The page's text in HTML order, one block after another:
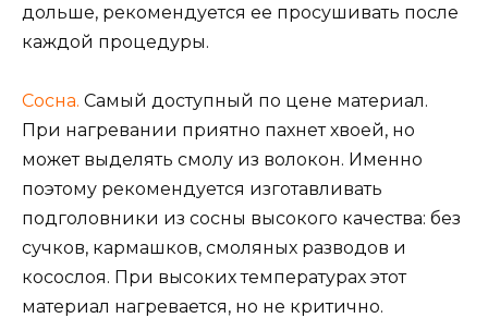
дольше, рекомендуется ее просушивать после
каждой процедуры.
Сосна. Самый доступный по цене материал.
При нагревании приятно пахнет хвоей, но
может выделять смолу из волокон. Именно
поэтому рекомендуется изготавливать
подголовники из сосны высокого качества: без
сучков, кармашков, смоляных разводов и
косослоя. При высоких температурах этот
материал нагревается, но не критично.